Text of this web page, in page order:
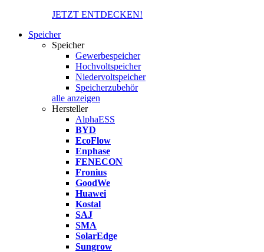
JETZT ENTDECKEN!
Speicher
Speicher
Gewerbespeicher
Hochvoltspeicher
Niedervoltspeicher
Speicherzubehör
alle anzeigen
Hersteller
AlphaESS
BYD
EcoFlow
Enphase
FENECON
Fronius
GoodWe
Huawei
Kostal
SAJ
SMA
SolarEdge
Sungrow